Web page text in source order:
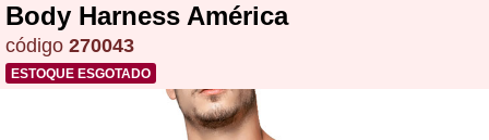
Body Harness América
código 270043
ESTOQUE ESGOTADO